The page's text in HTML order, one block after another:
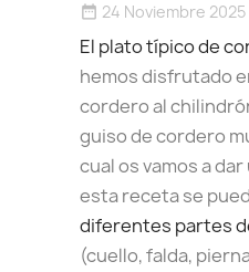
date_range 24 Noviembre 2025
El plato típico de
hemos disfrutado
cordero al
guiso de cordero
cual os vamos a
esta receta se
diferentes partes
(cuello, falda,